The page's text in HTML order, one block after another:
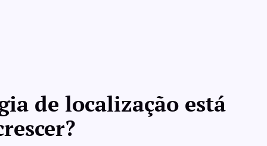
de localização está